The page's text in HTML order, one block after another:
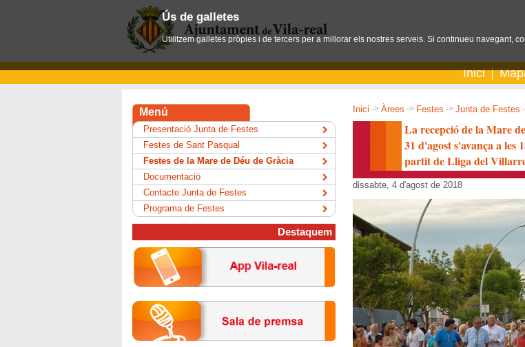
Inici
Inici -> Àrees -> Festes -> Junta de Festes
La recepció de la Mare
31 d'agost s'avança a
partit de Lliga del
dissabte, 4 d'agost de 2018
Menú
Presentació Junta de Festes
Festes de Sant Pasqual
Festes de la Mare de Déu de Gràcia
Documentació
Contacte Junta de Festes
Programa de Festes
Destaquem
Ús de galletes
Utilitzem galletes pròpies i de tercers per a millorar els nostres serveis. Si continueu navegant,